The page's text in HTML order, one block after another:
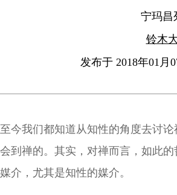
宁玛昌
铃木
发布于 2018年01月
至今我们都知道从知性的角度去讨
会到禅的。其实，对禅而言，如此
媒介，尤其是知性的媒介。